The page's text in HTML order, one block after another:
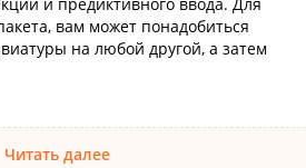
вам может понадобиться
на любой другой, а затем
Читать далее